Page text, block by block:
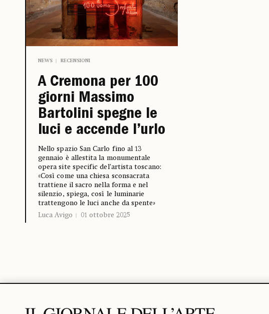
NEWS RECENSIONI
A Cremona per 100
giorni Massimo
Bartolini spegne le
luci e accende l’urlo
Nello spazio San Carlo fino al 13
gennaio è allestita la monumentale
opera site specific del’artista toscano:
«Così come una chiesa sconsacrata
trattiene il sacro nella forma e nel
silenzio, spiega, così le luminarie
trattengono le luci anche da spente»
Luca Avigo
01 ottobre 2025